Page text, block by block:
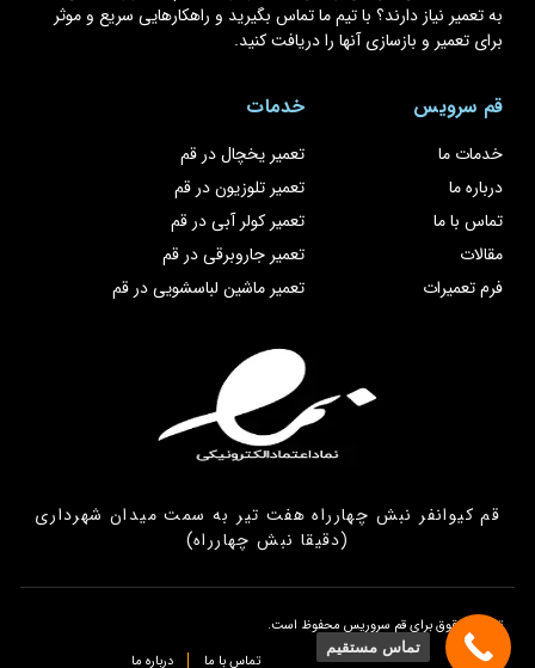
به تعمیر نیاز دارند؟ با تیم ما تماس بگیرید و راهکارهایی سریع و موثر
برای تعمیر و بازسازی آنها را دریافت کنید.
قم سرویس
خدمات ما
درباره ما
تماس با ما
مقالات
فرم تعمیرات
خدمات
تعمیر یخچال در قم
تعمیر تلوزیون در قم
تعمیر کولر آبی در قم
تعمیر جاروبرقی در قم
تعمیر ماشین لباسشویی در قم
قم کیوانفر نبش چهارراه هفت تیر به سمت میدان شهرداری
(دقیقا نبش چهارراه)
تمامی حقوق برای قم سروریس محفوظ است.
تماس با ما
درباره ما
تماس مستقیم